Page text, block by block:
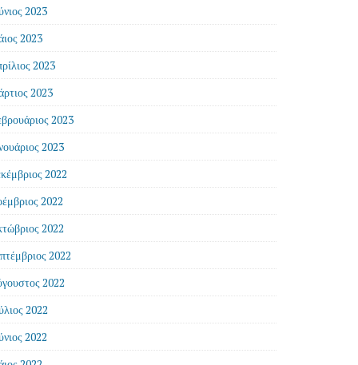
2023
2023
2023
2023
2023
2023
2022
2022
2022
2022
2022
2022
2022